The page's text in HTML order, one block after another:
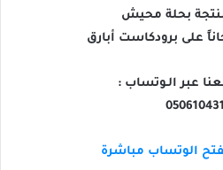
بحلة محيش
على برودكاست أبارق
عبر الـوتساب :
الوتساب مباشرة